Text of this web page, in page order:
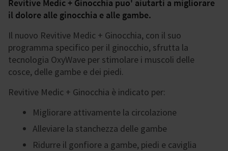
Revitive Medic + Ginocchia puo' aiutarti a migliorare
il dolore alle ginocchia e alle gambe.
Il nuovo Revitive Medic + Ginocchia, con il suo
programma specifico per il ginocchio, sfrutta la
tecnologia OxyWave per stimolare i muscoli delle
cosce, delle gambe e dei piedi.
Revitive Medic + Ginocchia è indicato per:
Migliorare attivamente la circolazione
Alleviare la stanchezza delle gambe
Ridurre il gonfiore a gambe, piedi e caviglia